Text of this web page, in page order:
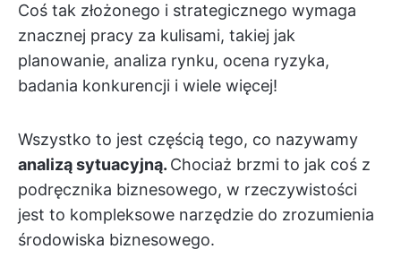
Coś tak złożonego i strategicznego wymaga
znacznej pracy za kulisami, takiej jak
planowanie, analiza rynku, ocena ryzyka,
badania konkurencji i wiele więcej!
Wszystko to jest częścią tego, co nazywamy
analizą sytuacyjną. Chociaż brzmi to jak coś z
podręcznika biznesowego, w rzeczywistości
jest to kompleksowe narzędzie do zrozumienia
środowiska biznesowego.